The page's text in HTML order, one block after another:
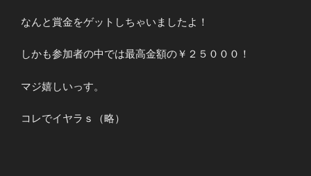
なんと賞金をゲットしちゃいましたよ！
しかも参加者の中では最高金額の￥２５０００！
マジ嬉しいっす。
コレでイヤラｓ（略）